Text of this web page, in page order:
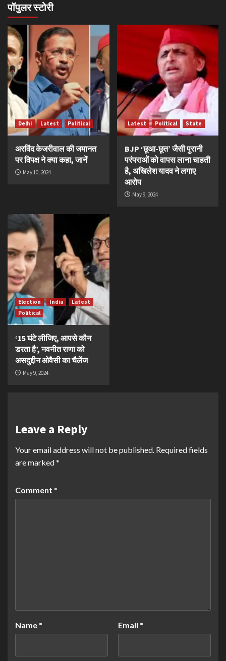
पॉपुलर स्टोरी
Delhi Latest Political
अरविंद केजरीवाल की जमानत
पर विपक्ष ने क्या कहा, जानें
May 10, 2024
Latest Political State
BJP ‘छूआ-छूत’ जैसी पुरानी
परंपराओं को वापस लाना चाहती
है, अखिलेश यादव ने लगाए
आरोप
May 9, 2024
Election India
Latest
Political
‘15 घंटे लीजिए, आपसे कौन
डरता है’, नवनीत राणा को
असदुद्दीन ओवैसी का चैलेंज
May 9, 2024
Leave a Reply
Your email address will not be published. Required fields
are marked*
Comment *
Name * Email *